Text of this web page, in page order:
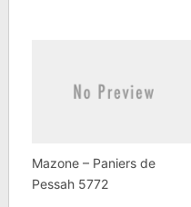
Mazone – Paniers de
Pessah 5772